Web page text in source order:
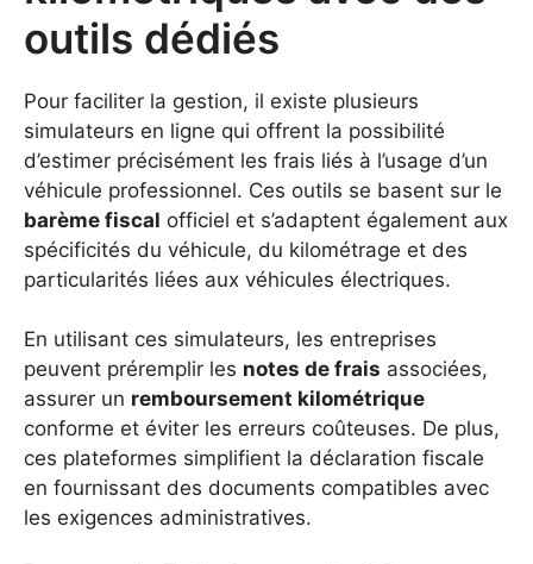
outils dédiés
Pour faciliter la gestion, il existe plusieurs
simulateurs en ligne qui offrent la possibilité
d’estimer précisément les frais liés à l’usage d’un
véhicule professionnel. Ces outils se basent sur le
barème fiscal officiel et s’adaptent également aux
spécificités du véhicule, du kilométrage et des
particularités liées aux véhicules électriques.
En utilisant ces simulateurs, les entreprises
peuvent préremplir les notes de frais associées,
assurer un remboursement kilométrique
conforme et éviter les erreurs coûteuses. De plus,
ces plateformes simplifient la déclaration fiscale
en fournissant des documents compatibles avec
les exigences administratives.